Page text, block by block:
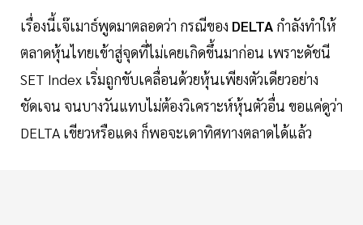
เรื่องนี้เจ๊เมาธ์พูดมาตลอดว่า กรณีของ DELTA กำลังทำให้
ตลาดหุ้นไทยเข้าสู่จุดที่ไม่เคยเกิดขึ้นมาก่อน เพราะดัชนี
SET Index เริ่มถูกขับเคลื่อนด้วยหุ้นเพียงตัวเดียวอย่าง
ชัดเจน จนบางวันแทบไม่ต้องวิเคราะห์หุ้นตัวอื่น ขอแค่ดูว่า
DELTA เขียวหรือแดง ก็พอจะเดาทิศทางตลาดได้แล้ว